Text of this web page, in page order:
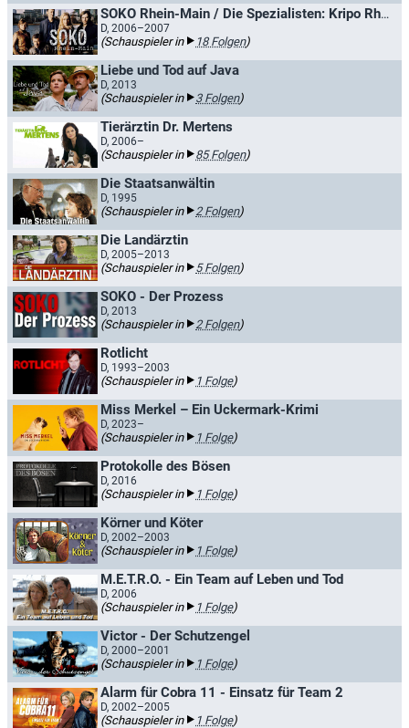
SOKO Rhein-Main / Die Spezialisten: Kripo Rhein-Main
D, 2006–2007
(Schauspieler in 18 Folgen)
Liebe und Tod auf Java
D, 2013
(Schauspieler in 3 Folgen)
Tierärztin Dr. Mertens
D, 2006–
(Schauspieler in 85 Folgen)
Die Staatsanwältin
D, 1995
(Schauspieler in 2 Folgen)
Die Landärztin
D, 2005–2013
(Schauspieler in 5 Folgen)
SOKO - Der Prozess
D, 2013
(Schauspieler in 2 Folgen)
Rotlicht
D, 1993–2003
(Schauspieler in 1 Folge)
Miss Merkel – Ein Uckermark-Krimi
D, 2023–
(Schauspieler in 1 Folge)
Protokolle des Bösen
D, 2016
(Schauspieler in 1 Folge)
Körner und Köter
D, 2002–2003
(Schauspieler in 1 Folge)
M.E.T.R.O. - Ein Team auf Leben und Tod
D, 2006
(Schauspieler in 1 Folge)
Victor - Der Schutzengel
D, 2000–2001
(Schauspieler in 1 Folge)
Alarm für Cobra 11 - Einsatz für Team 2
D, 2002–2005
(Schauspieler in 1 Folge)